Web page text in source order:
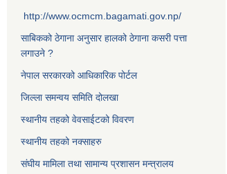
http://www.ocmcm.bagamati.gov.np/
साबिकको ठेगाना अनुसार हालको ठेगाना कसरी पत्ता
लगाउने ?
नेपाल सरकारको आधिकारिक पोर्टल
जिल्ला समन्वय समिति दोलखा
स्थानीय तहको वेवसाईटको विवरण
स्थानीय तहको नक्साहरु
संघीय मामिला तथा सामान्य प्रशासन मन्त्रालय